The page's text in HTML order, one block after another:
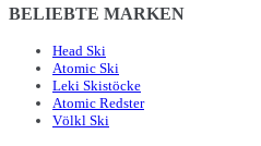
BELIEBTE MARKEN
Head Ski
Atomic Ski
Leki Skistöcke
Atomic Redster
Völkl Ski